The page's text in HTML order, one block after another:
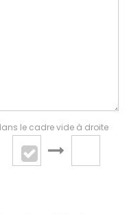
le cadre vide à droite